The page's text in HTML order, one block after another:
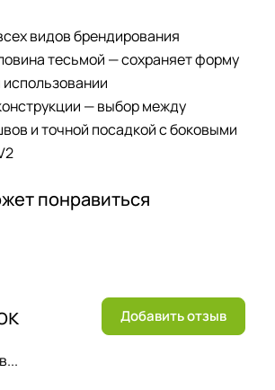
видов брендирования
тесьмой — сохраняет форму
— выбор между
и точной посадкой с боковыми
понравиться
Добавить отзыв